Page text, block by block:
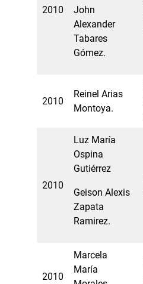
2010
John
Alexander
Tabares
Gómez.
2010
Reinel Arias
Montoya.
2010
Luz María
Ospina
Gutiérrez
Geison Alexis
Zapata
Ramirez.
2010
Marcela
María